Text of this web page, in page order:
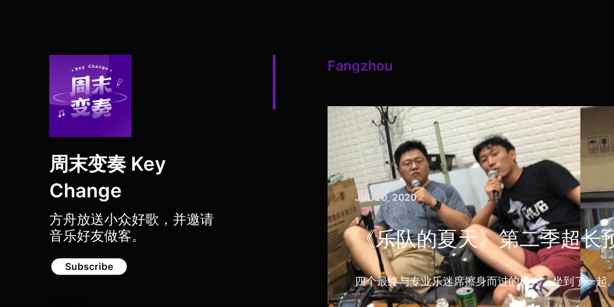
周末变奏 Key
Change
方舟放送小众好歌，并邀请
音乐好友做客。
Subscribe
Fangzhou
JUL 20, 2020
《乐队的夏天》第二季超长
四个最终与专业乐迷席擦身而过的男人，坐到了一起